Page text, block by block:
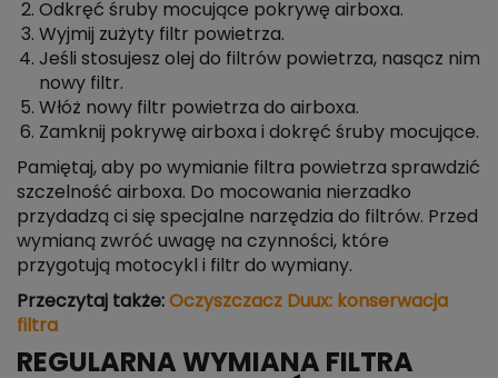
Odkręć śruby mocujące pokrywę airboxa.
Wyjmij zużyty filtr powietrza.
Jeśli stosujesz olej do filtrów powietrza, nasącz nim
nowy filtr.
Włóż nowy filtr powietrza do airboxa.
Zamknij pokrywę airboxa i dokręć śruby mocujące.
Pamiętaj, aby po wymianie filtra powietrza sprawdzić
szczelność airboxa. Do mocowania nierzadko
przydadzą ci się specjalne narzędzia do filtrów. Przed
wymianą zwróć uwagę na czynności, które
przygotują motocykl i filtr do wymiany.
Przeczytaj także: Oczyszczacz Duux: konserwacja
filtra
REGULARNA WYMIANA FILTRA